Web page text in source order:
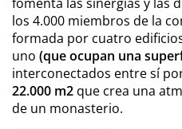
los 4.000 miembros de la
formada por cuatro
uno (que ocupan una
interconectados entre sí
22.000 m2 que crea una
de un monasterio.